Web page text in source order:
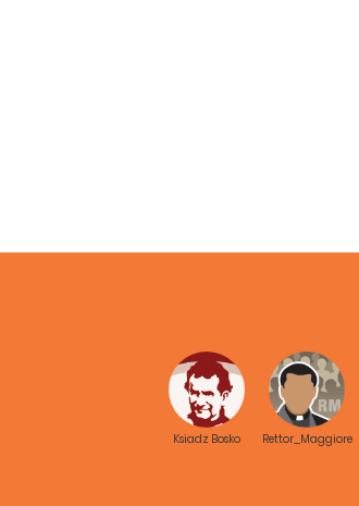
Ksiadz Bosko Rettor_Maggiore